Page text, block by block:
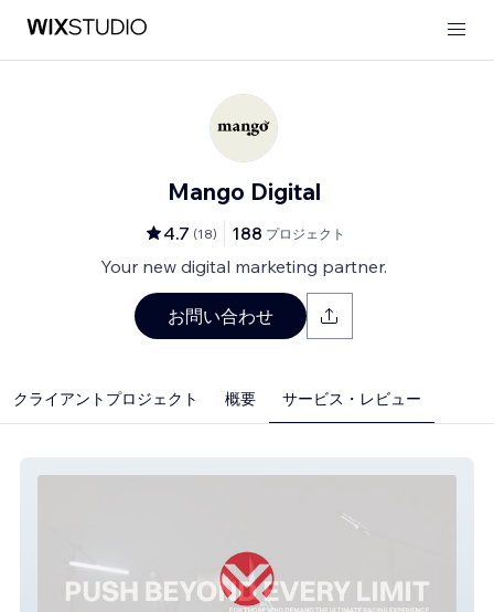
Mango Digital
4.7 (18) 188 プロジェクト
Your new digital marketing partner.
お問い合わせ
クライアントプロジェクト 概要 サービス・レビュー